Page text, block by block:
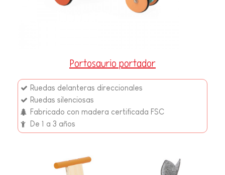
Portosaurio portador
Ruedas delanteras direccionales
Ruedas silenciosas
Fabricado con madera certificada FSC
De 1 a 3 años